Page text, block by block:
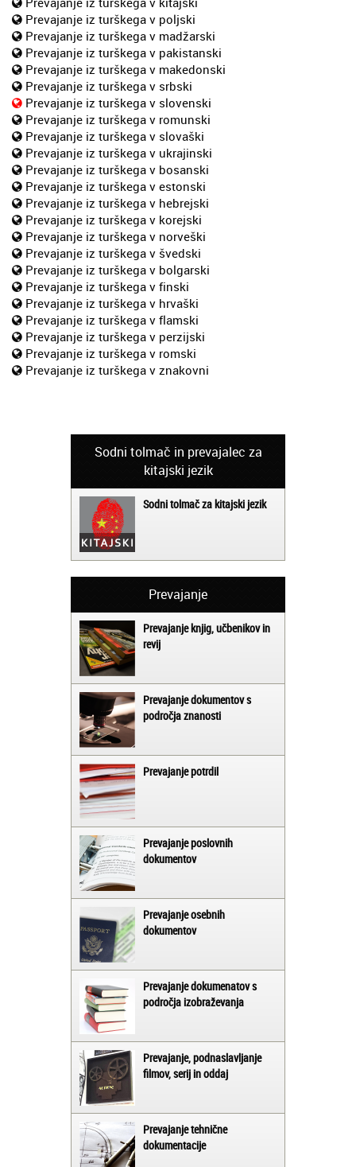
Prevajanje iz turškega v poljski
Prevajanje iz turškega v madžarski
Prevajanje iz turškega v pakistanski
Prevajanje iz turškega v makedonski
Prevajanje iz turškega v srbski
Prevajanje iz turškega v slovenski
Prevajanje iz turškega v romunski
Prevajanje iz turškega v slovaški
Prevajanje iz turškega v ukrajinski
Prevajanje iz turškega v bosanski
Prevajanje iz turškega v estonski
Prevajanje iz turškega v hebrejski
Prevajanje iz turškega v korejski
Prevajanje iz turškega v norveški
Prevajanje iz turškega v švedski
Prevajanje iz turškega v bolgarski
Prevajanje iz turškega v finski
Prevajanje iz turškega v hrvaški
Prevajanje iz turškega v flamski
Prevajanje iz turškega v perzijski
Prevajanje iz turškega v romski
Prevajanje iz turškega v znakovni
Sodni tolmač in prevajalec za
kitajski jezik
Sodni tolmač za kitajski jezik
Prevajanje
Prevajanje knjig, učbenikov in
revij
Prevajanje dokumentov s
področja znanosti
Prevajanje potrdil
Prevajanje poslovnih
dokumentov
Prevajanje osebnih
dokumentov
Prevajanje dokumenatov s
področja izobraževanja
Prevajanje, podnaslavljanje
filmov, serij in oddaj
Prevajanje tehnične
dokumentacije